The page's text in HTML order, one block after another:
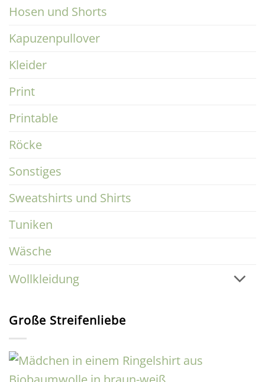
Hosen und Shorts
Kapuzenpullover
Kleider
Print
Printable
Röcke
Sonstiges
Sweatshirts und Shirts
Tuniken
Wäsche
Wollkleidung
Große Streifenliebe